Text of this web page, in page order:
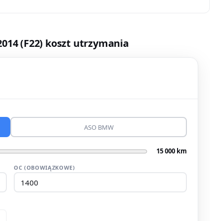
(F22) koszt utrzymania
ASO BMW
15 000 km
OC (OBOWIĄZKOWE)